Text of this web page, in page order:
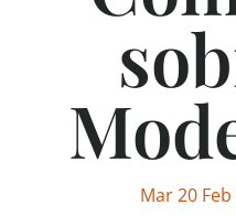
Mar 20 Feb